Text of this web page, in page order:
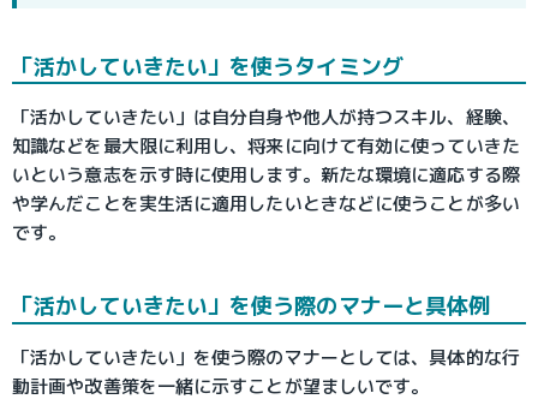
「活かしていきたい」を使うタイミング
「活かしていきたい」は自分自身や他人が持つスキル、経験、
知識などを最大限に利用し、将来に向けて有効に使っていきた
いという意志を示す時に使用します。新たな環境に適応する際
や学んだことを実生活に適用したいときなどに使うことが多い
です。
「活かしていきたい」を使う際のマナーと具体例
「活かしていきたい」を使う際のマナーとしては、具体的な行
動計画や改善策を一緒に示すことが望ましいです。